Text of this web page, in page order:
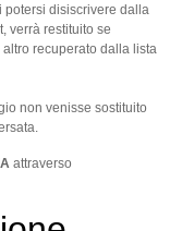
potersi disiscrivere dalla
verrà restituito se
recuperato dalla lista
non venisse sostituito
attraverso